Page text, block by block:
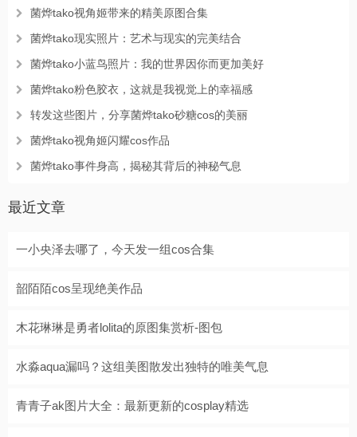
菌烨tako视角姬带来的精美原图合集
菌烨tako现实照片：艺术与现实的完美结合
菌烨tako小蓝鸟照片：我的世界因你而更加美好
菌烨tako粉色胶衣，这就是我视觉上的幸福感
转发这些图片，分享菌烨tako砂糖cos的美丽
菌烨tako视角姬闪耀cos作品
菌烨tako事件身高，揭秘其背后的神秘气息
最近文章
一小央泽去哪了，今天发一组cos合集
韶陌陌cos呈现绝美作品
木花琳琳是勇者lolita的原图集赏析-图包
水淼aqua漏吗？这组美图散发出独特的唯美气息
青青子ak图片大全：最新更新的cosplay精选